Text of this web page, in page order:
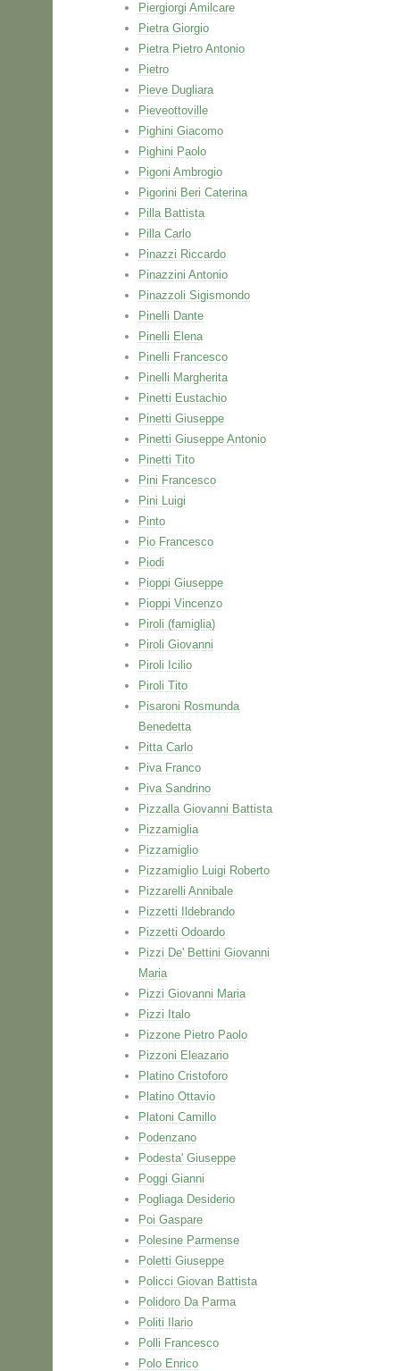
Piergiorgi Amilcare
Pietra Giorgio
Pietra Pietro Antonio
Pietro
Pieve Dugliara
Pieveottoville
Pighini Giacomo
Pighini Paolo
Pigoni Ambrogio
Pigorini Beri Caterina
Pilla Battista
Pilla Carlo
Pinazzi Riccardo
Pinazzini Antonio
Pinazzoli Sigismondo
Pinelli Dante
Pinelli Elena
Pinelli Francesco
Pinelli Margherita
Pinetti Eustachio
Pinetti Giuseppe
Pinetti Giuseppe Antonio
Pinetti Tito
Pini Francesco
Pini Luigi
Pinto
Pio Francesco
Piodi
Pioppi Giuseppe
Pioppi Vincenzo
Piroli (famiglia)
Piroli Giovanni
Piroli Icilio
Piroli Tito
Pisaroni Rosmunda
Benedetta
Pitta Carlo
Piva Franco
Piva Sandrino
Pizzalla Giovanni Battista
Pizzamiglia
Pizzamiglio
Pizzamiglio Luigi Roberto
Pizzarelli Annibale
Pizzetti Ildebrando
Pizzetti Odoardo
Pizzi De' Bettini Giovanni
Maria
Pizzi Giovanni Maria
Pizzi Italo
Pizzone Pietro Paolo
Pizzoni Eleazario
Platino Cristoforo
Platino Ottavio
Platoni Camillo
Podenzano
Podesta' Giuseppe
Poggi Gianni
Pogliaga Desiderio
Poi Gaspare
Polesine Parmense
Poletti Giuseppe
Policci Giovan Battista
Polidoro Da Parma
Politi Ilario
Polli Francesco
Polo Enrico